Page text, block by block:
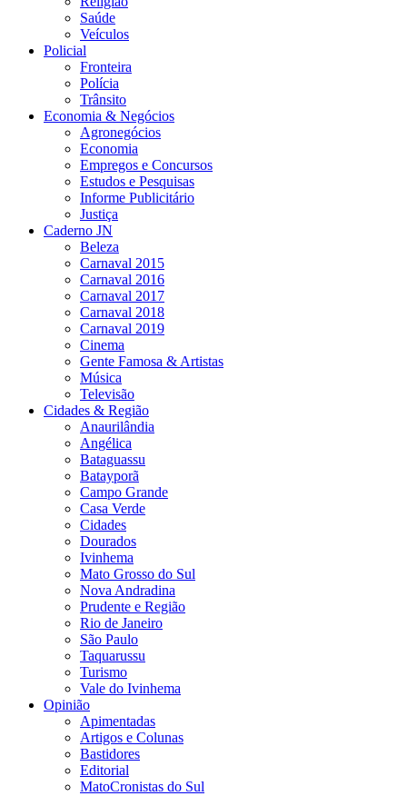
Saúde
Veículos
Policial
Fronteira
Polícia
Trânsito
Economia & Negócios
Agronegócios
Economia
Empregos e Concursos
Estudos e Pesquisas
Informe Publicitário
Justiça
Caderno JN
Beleza
Carnaval 2015
Carnaval 2016
Carnaval 2017
Carnaval 2018
Carnaval 2019
Cinema
Gente Famosa & Artistas
Música
Televisão
Cidades & Região
Anaurilândia
Angélica
Bataguassu
Batayporã
Campo Grande
Casa Verde
Cidades
Dourados
Ivinhema
Mato Grosso do Sul
Nova Andradina
Prudente e Região
Rio de Janeiro
São Paulo
Taquarussu
Turismo
Vale do Ivinhema
Opinião
Apimentadas
Artigos e Colunas
Bastidores
Editorial
MatoCronistas do Sul